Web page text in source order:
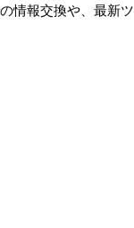
情報交換や、最新ツ